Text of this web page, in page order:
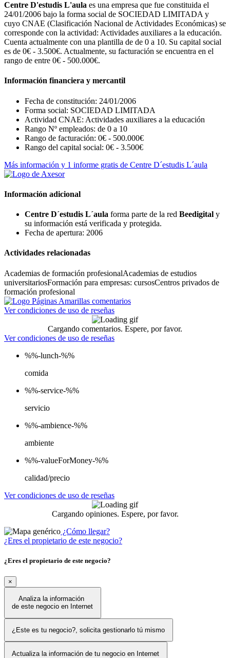
Centre D'estudis L'aula es una empresa que fue constituida el
24/01/2006 bajo la forma social de SOCIEDAD LIMITADA y
cuyo CNAE (Clasificación Nacional de Actividades Económicas) se
corresponde con la actividad: Actividades auxiliares a la educación.
Cuenta actualmente con una plantilla de de 0 a 10. Su capital social
es de 0€ - 3.500€. Actualmente, su facturación se encuentra en el
rango de entre 0€ - 500.000€.
Información financiera y mercantil
Fecha de constitución: 24/01/2006
Forma social: SOCIEDAD LIMITADA
Actividad CNAE: Actividades auxiliares a la educación
Rango Nº empleados: de 0 a 10
Rango de facturación: 0€ - 500.000€
Rango del capital social: 0€ - 3.500€
Más información y 1 informe gratis de Centre D´estudis L´aula
Información adicional
Centre D´estudis L´aula forma parte de la red Beedigital y
su información está verificada y protegida.
Fecha de apertura: 2006
Actividades relacionadas
Academias de formación profesionalAcademias de estudios
universitariosFormación para empresas: cursosCentros privados de
formación profesional
Ver condiciones de uso de reseñas
Cargando comentarios. Espere, por favor.
Ver condiciones de uso de reseñas
%%-lunch-%%
comida
%%-service-%%
servicio
%%-ambience-%%
ambiente
%%-valueForMoney-%%
calidad/precio
Ver condiciones de uso de reseñas
Cargando opiniones. Espere, por favor.
¿Cómo llegar?
¿Eres el propietario de este negocio?
¿Eres el propietario de este negocio?
×
Analiza la información
de este negocio en Internet
¿Este es tu negocio?, solicita gestionarlo tú mismo
Actualiza la información de tu negocio en Internet